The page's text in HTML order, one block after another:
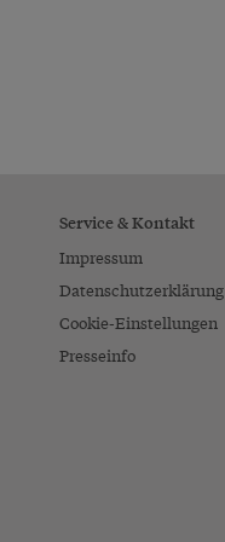
Service & Kontakt
Impressum
Datenschutzerklärung
Cookie-Einstellungen
Presseinfo